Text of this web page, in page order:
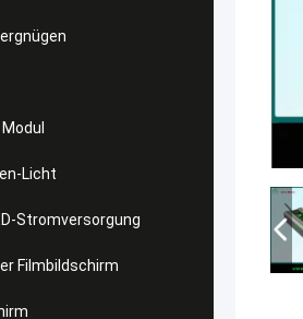
Licht
Stromversorgung
Filmbildschirm